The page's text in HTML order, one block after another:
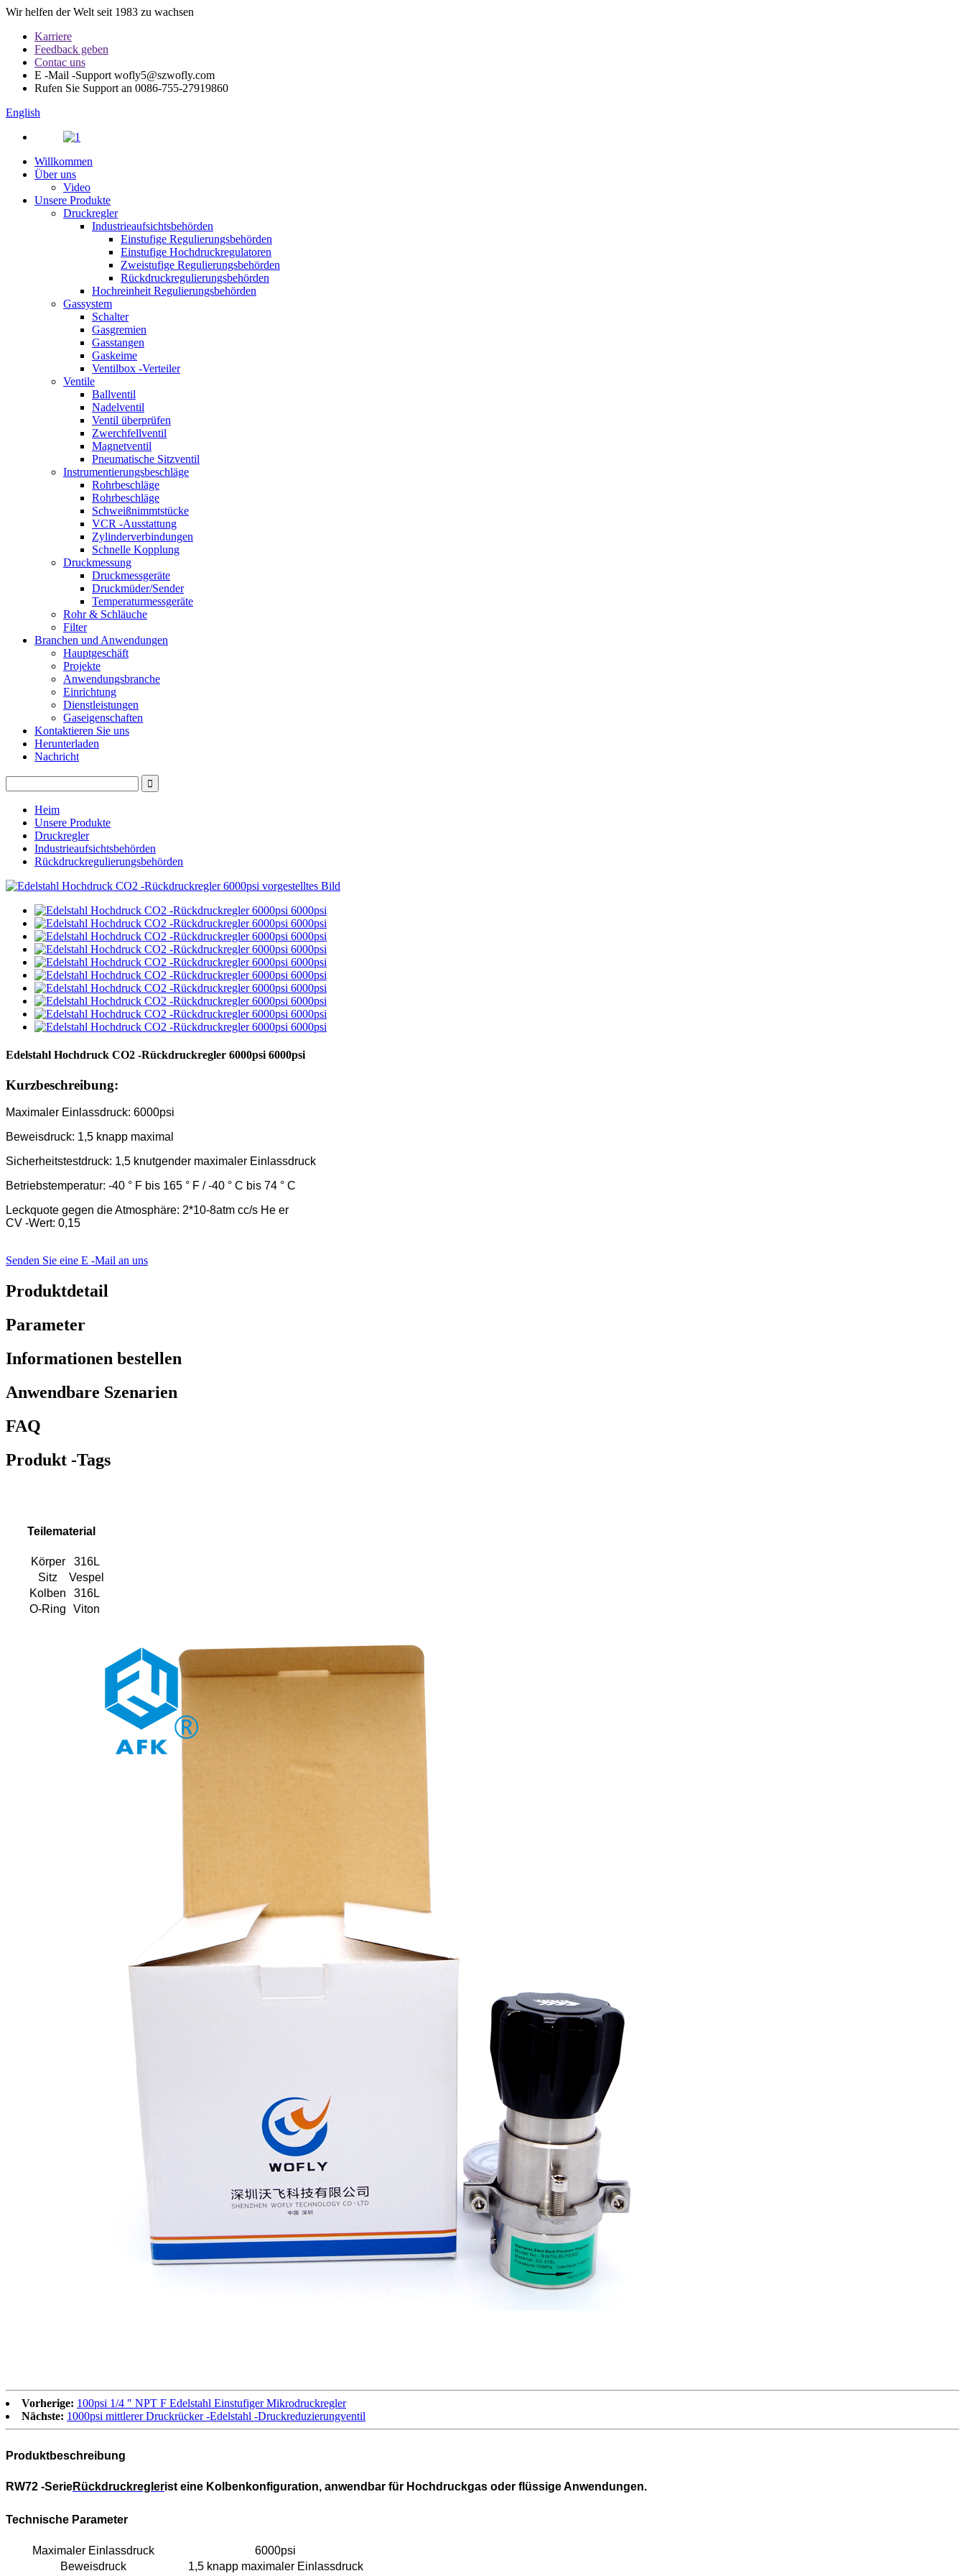
Wir helfen der Welt seit 1983 zu wachsen
Karriere
Feedback geben
Contac uns
E -Mail -Support wofly5@szwofly.com
Rufen Sie Support an 0086-755-27919860
English
Willkommen
Über uns
Video
Unsere Produkte
Druckregler
Industrieaufsichtsbehörden
Einstufige Regulierungsbehörden
Einstufige Hochdruckregulatoren
Zweistufige Regulierungsbehörden
Rückdruckregulierungsbehörden
Hochreinheit Regulierungsbehörden
Gassystem
Schalter
Gasgremien
Gasstangen
Gaskeime
Ventilbox -Verteiler
Ventile
Ballventil
Nadelventil
Ventil überprüfen
Zwerchfellventil
Magnetventil
Pneumatische Sitzventil
Instrumentierungsbeschläge
Rohrbeschläge
Rohrbeschläge
Schweißnimmtstücke
VCR -Ausstattung
Zylinderverbindungen
Schnelle Kopplung
Druckmessung
Druckmessgeräte
Druckmüder/Sender
Temperaturmessgeräte
Rohr & Schläuche
Filter
Branchen und Anwendungen
Hauptgeschäft
Projekte
Anwendungsbranche
Einrichtung
Dienstleistungen
Gaseigenschaften
Kontaktieren Sie uns
Herunterladen
Nachricht
Heim
Unsere Produkte
Druckregler
Industrieaufsichtsbehörden
Rückdruckregulierungsbehörden
Edelstahl Hochdruck CO2 -Rückdruckregler 6000psi 6000psi
Kurzbeschreibung:
Maximaler Einlassdruck: 6000psi
Beweisdruck: 1,5 knapp maximal
Sicherheitstestdruck: 1,5 knutgender maximaler Einlassdruck
Betriebstemperatur: -40 ° F bis 165 ° F / -40 ° C bis 74 ° C
Leckquote gegen die Atmosphäre: 2*10-8atm cc/s He er
CV -Wert: 0,15
Senden Sie eine E -Mail an uns
Produktdetail
Parameter
Informationen bestellen
Anwendbare Szenarien
FAQ
Produkt -Tags
Teilematerial
Körper
316L
Sitz
Vespel
Kolben
316L
O-Ring
Viton
Vorherige: 100psi 1/4 ″ NPT F Edelstahl Einstufiger Mikrodruckregler
Nächste: 1000psi mittlerer Druckrücker -Edelstahl -Druckreduzierungventil
Produktbeschreibung
RW72 -SerieRückdruckreglerist eine Kolbenkonfiguration, anwendbar für Hochdruckgas oder flüssige Anwendungen.
Technische Parameter
Maximaler Einlassdruck
6000psi
Beweisdruck
1,5 knapp maximaler Einlassdruck